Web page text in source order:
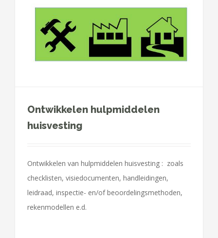
Ontwikkelen hulpmiddelen
huisvesting
Ontwikkelen van hulpmiddelen huisvesting : zoals
checklisten, visiedocumenten, handleidingen,
leidraad, inspectie- en/of beoordelingsmethoden,
rekenmodellen e.d.